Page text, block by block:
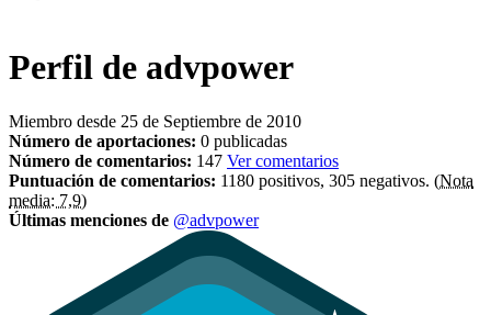
Perfil de advpower
Miembro desde 25 de Septiembre de 2010
Número de aportaciones: 0 publicadas
Número de comentarios: 147 Ver comentarios
Puntuación de comentarios: 1180 positivos, 305 negativos. (Nota
media: 7,9)
Últimas menciones de @advpower